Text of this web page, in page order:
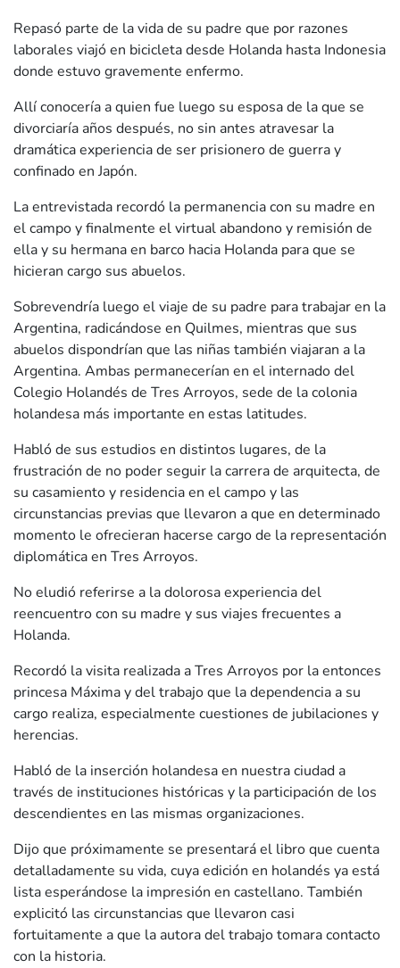
Repasó parte de la vida de su padre que por razones
laborales viajó en bicicleta desde Holanda hasta Indonesia
donde estuvo gravemente enfermo.
Allí conocería a quien fue luego su esposa de la que se
divorciaría años después, no sin antes atravesar la
dramática experiencia de ser prisionero de guerra y
confinado en Japón.
La entrevistada recordó la permanencia con su madre en
el campo y finalmente el virtual abandono y remisión de
ella y su hermana en barco hacia Holanda para que se
hicieran cargo sus abuelos.
Sobrevendría luego el viaje de su padre para trabajar en la
Argentina, radicándose en Quilmes, mientras que sus
abuelos dispondrían que las niñas también viajaran a la
Argentina. Ambas permanecerían en el internado del
Colegio Holandés de Tres Arroyos, sede de la colonia
holandesa más importante en estas latitudes.
Habló de sus estudios en distintos lugares, de la
frustración de no poder seguir la carrera de arquitecta, de
su casamiento y residencia en el campo y las
circunstancias previas que llevaron a que en determinado
momento le ofrecieran hacerse cargo de la representación
diplomática en Tres Arroyos.
No eludió referirse a la dolorosa experiencia del
reencuentro con su madre y sus viajes frecuentes a
Holanda.
Recordó la visita realizada a Tres Arroyos por la entonces
princesa Máxima y del trabajo que la dependencia a su
cargo realiza, especialmente cuestiones de jubilaciones y
herencias.
Habló de la inserción holandesa en nuestra ciudad a
través de instituciones históricas y la participación de los
descendientes en las mismas organizaciones.
Dijo que próximamente se presentará el libro que cuenta
detalladamente su vida, cuya edición en holandés ya está
lista esperándose la impresión en castellano. También
explicitó las circunstancias que llevaron casi
fortuitamente a que la autora del trabajo tomara contacto
con la historia.